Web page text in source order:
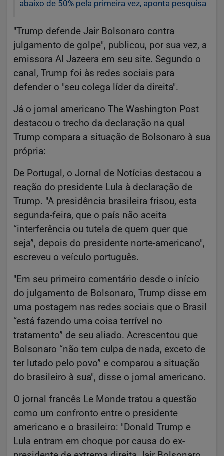
abaixo de 50% pela primeira vez, aponta pesquisa
"Trump defende Jair Bolsonaro contra
julgamento de golpe", publicou, por sua vez, a
emissora Al Jazeera em seu site. Segundo o
canal, Trump foi às redes sociais para
defender o "seu colega líder da direita".
Já o jornal americano The Washington Post
destacou o trecho da declaração na qual
Trump compara a situação de Bolsonaro à sua
própria:
De Portugal, o Jornal de Notícias destacou a
reação do presidente Lula à declaração de
Trump. "A presidência brasileira frisou, esta
segunda-feira, que o país não aceita
“interferência ou tutela de quem quer que
seja”, depois do presidente norte-americano",
escreveu o veículo português.
"Em seu primeiro comentário desde o início
do julgamento de Bolsonaro, Trump disse em
uma postagem nas redes sociais que o Brasil
“está fazendo uma coisa terrível no
tratamento” de seu aliado. Acrescentou que
Bolsonaro “não tem culpa de nada, exceto de
ter lutado pelo povo” e comparou a situação
do brasileiro à sua", disse o jornal americano.
O jornal francês Le Monde tratou a questão
como um confronto entre o presidente
americano e o brasileiro: "Donald Trump e
Lula entram em choque por causa do ex-